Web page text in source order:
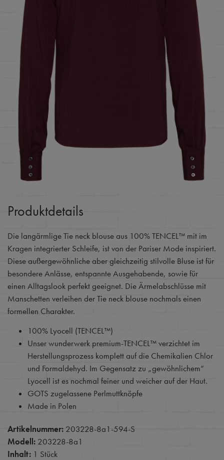
Produktdetails
Die langärmlige Tie neck blouse aus 100% TENCEL™ mit im
Kragen integrierter Schleife, ist von der Pariser Mode inspiriert.
Diese außergewöhnliche aber gleichzeitig stilvolle Bluse ist für
besondere Anlässe, entspannte Ausgehabende, sowie für
einen Alltagslook perfekt geeignet. Die Ärmelabschlüsse mit
Manschetten verleihen der Tie neck blouse nochmals einen
formellen Charakter.
100% Lyocell (TENCEL™)
Unser wunderwerk premium-TENCEL™ verzichtet im
Herstellungsprozess komplett auf die Chemikalien Chlor
und Formaldehyd. Im Gegensatz zu „gewöhnlichem“
Lyocell ist es nochmal feiner und weicher auf der Haut.
GOTS zugelassene Perlmuttknöpfe
Made in Polen
Artikelnummer: 203228-8a1-594-S
Modell: 203228-8a1
Inhalt: 1 Stück